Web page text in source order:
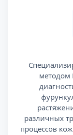
методом
различных
процессов